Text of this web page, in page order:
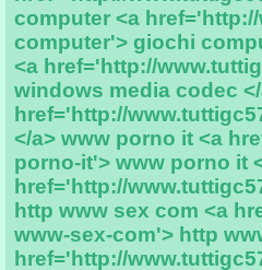
computer <a
computer'> giochi
<a href='http://
windows media codec
href='http://
</a> www porno it <a
porno-it'> www porno it
href='http://
http www sex com <a
www-sex-com'> http
href='http://